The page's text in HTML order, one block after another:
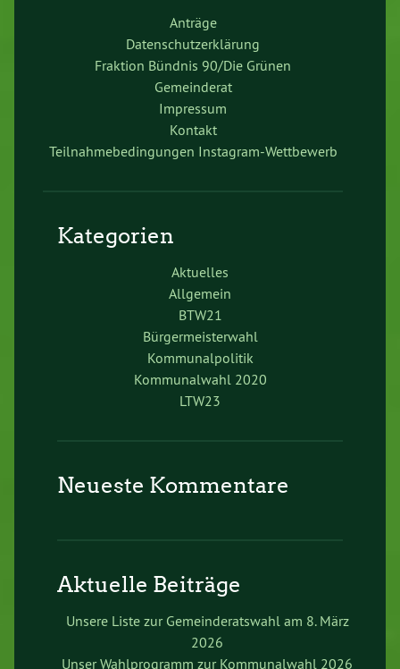
Anträge
Datenschutzerklärung
Fraktion Bündnis 90/Die Grünen
Gemeinderat
Impressum
Kontakt
Teilnahmebedingungen Instagram-Wettbewerb
Kategorien
Aktuelles
Allgemein
BTW21
Bürgermeisterwahl
Kommunalpolitik
Kommunalwahl 2020
LTW23
Neueste Kommentare
Aktuelle Beiträge
Unsere Liste zur Gemeinderatswahl am 8. März
2026
Unser Wahlprogramm zur Kommunalwahl 2026